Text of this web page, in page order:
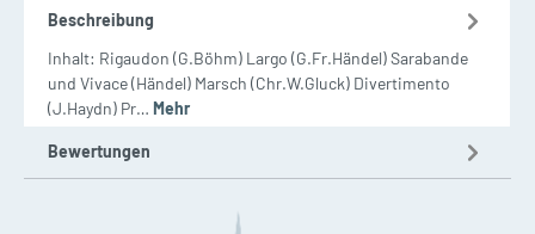
Beschreibung
Inhalt: Rigaudon (G.Böhm) Largo (G.Fr.Händel) Sarabande
und Vivace (Händel) Marsch (Chr.W.Gluck) Divertimento
(J.Haydn) Pr… Mehr
Bewertungen